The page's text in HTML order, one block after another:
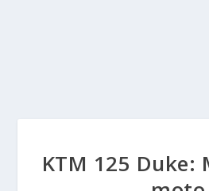
KTM 125 Duke: